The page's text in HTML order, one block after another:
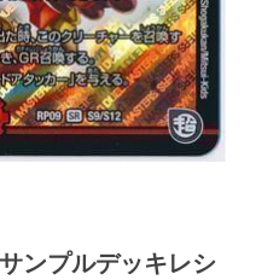
ンプルデッキレシ